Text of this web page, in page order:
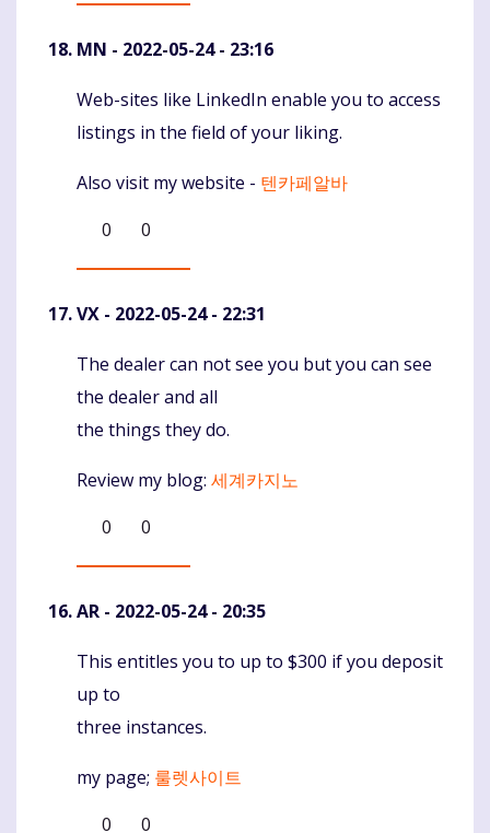
MN - 2022-05-24 - 23:16
Komentaras
Web-sites like LinkedIn enable you to access
listings in the field of your liking.
Also visit my website - 텐카페알바
0
0
VX - 2022-05-24 - 22:31
Komentaras
The dealer can not see you but you can see
the dealer and all
the things they do.
Review my blog: 세계카지노
0
0
AR - 2022-05-24 - 20:35
Komentaras
This entitles you to up to $300 if you deposit
up to
three instances.
my page; 룰렛사이트
0
0